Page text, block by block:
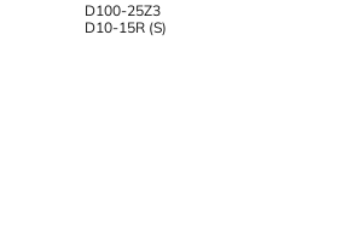
D100-25Z3
D10-15R (S)